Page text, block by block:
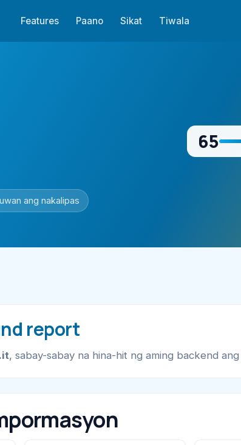
Features Paano Sikat Tiwala
65
ang nakalipas
report
, sabay-sabay na hina-hit ng aming backend